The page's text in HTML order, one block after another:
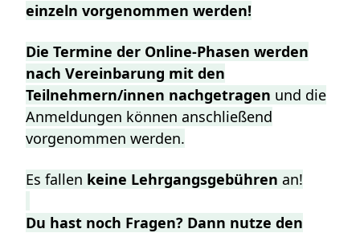
einzeln vorgenommen werden!
Die Termine der Online-Phasen werden
nach Vereinbarung mit den
Teilnehmern/innen nachgetragen und die
Anmeldungen können anschließend
vorgenommen werden.
Es fallen keine Lehrgangsgebühren an!
Du hast noch Fragen? Dann nutze den